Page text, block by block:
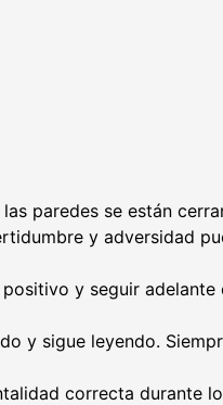
paredes se están
y adversidad
y seguir
y sigue leyendo.
correcta durante